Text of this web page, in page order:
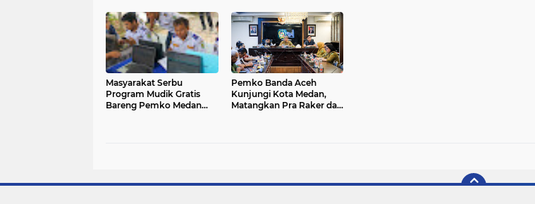
Masyarakat Serbu
Program Mudik Gratis
Bareng Pemko Medan
Pemko Banda Aceh
Kunjungi Kota Medan,
Matangkan Pra Raker dan